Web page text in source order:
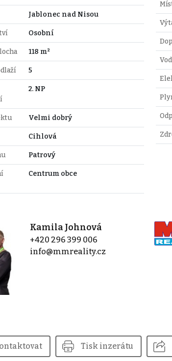
Jablonec nad Nisou
Osobní
118 m²
5
2. NP
Velmi dobrý
Cihlová
Patrový
Centrum obce
Kamila Johnová
+420 296 399 006
info@mmreality.cz
Tisk inzerátu